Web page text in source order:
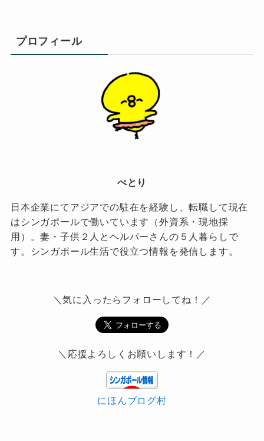
プロフィール
ぺとり
日本企業にてアジアでの駐在を経験し、転職して現在
はシンガポールで働いています（外資系・現地採
用）。妻・子供２人とヘルパーさんの５人暮らしで
す。シンガポール生活で役立つ情報を発信します。
＼気に入ったらフォローしてね！／
＼応援よろしくお願いします！／
にほんブログ村